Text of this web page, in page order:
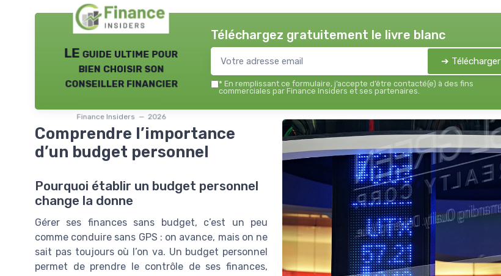
LE guide ultime pour
bien choisir son
conseiller financier
Finance Insiders — 2026
Téléchargez gratuitement le livre blanc
➔ Télécharger
* En remplissant ce formulaire, j’accepte d’être contacté(e) à des fins
commerciales par Finance Insiders et ses partenaires.
Comprendre l’importance
d’un budget personnel
Pourquoi établir un budget personnel
change la donne
Gérer ses finances sans budget, c’est un peu
comme conduire sans GPS : on avance, mais on ne
sait pas toujours où l’on va. Un budget personnel
permet de prendre le contrôle de ses finances,